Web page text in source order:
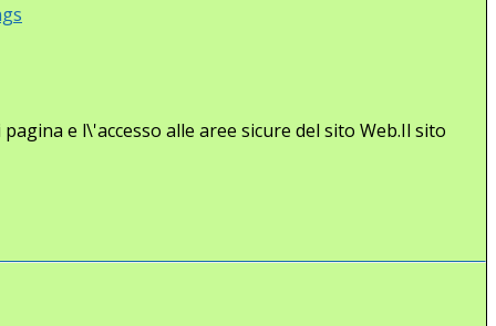
e l\'accesso alle aree sicure del sito Web.Il sito